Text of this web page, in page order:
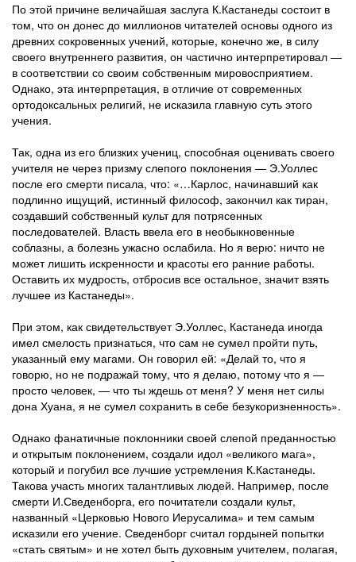
По этой причине величайшая заслуга К.Кастанеды состоит в
том, что он донес до миллионов читателей основы одного из
древних сокровенных учений, которые, конечно же, в силу
своего внутреннего развития, он частично интерпретировал —
в соответствии со своим собственным мировосприятием.
Однако, эта интерпретация, в отличие от современных
ортодоксальных религий, не исказила главную суть этого
учения.
Так, одна из его близких учениц, способная оценивать своего
учителя не через призму слепого поклонения — Э.Уоллес
после его смерти писала, что: «…Карлос, начинавший как
подлинно ищущий, истинный философ, закончил как тиран,
создавший собственный культ для потрясенных
последователей. Власть ввела его в необыкновенные
соблазны, а болезнь ужасно ослабила. Но я верю: ничто не
может лишить искренности и красоты его ранние работы.
Оставить их мудрость, отбросив все остальное, значит взять
лучшее из Кастанеды».
При этом, как свидетельствует Э.Уоллес, Кастанеда иногда
имел смелость признаться, что сам не сумел пройти путь,
указанный ему магами. Он говорил ей: «Делай то, что я
говорю, но не подражай тому, что я делаю, потому что я —
просто человек, — что ты ждешь от меня? У меня нет силы
дона Хуана, я не сумел сохранить в себе безукоризненность».
Однако фанатичные поклонники своей слепой преданностью
и открытым поклонением, создали идол «великого мага»,
который и погубил все лучшие устремления К.Кастанеды.
Такова участь многих талантливых людей. Например, после
смерти И.Сведенборга, его почитатели создали культ,
названный «Церковью Нового Иерусалима» и тем самым
исказили его учение. Сведенборг считал гордыней попытки
«стать святым» и не хотел быть духовным учителем, полагая,